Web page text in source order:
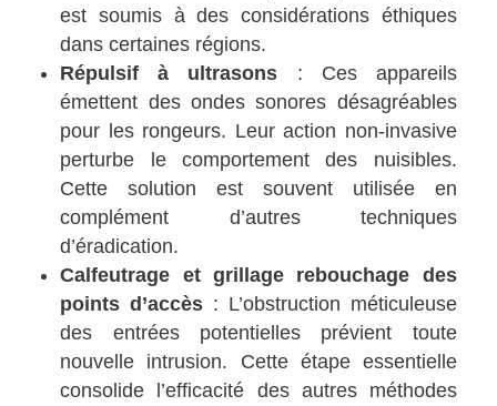
est soumis à des considérations éthiques
dans certaines régions.
Répulsif à ultrasons : Ces appareils
émettent des ondes sonores désagréables
pour les rongeurs. Leur action non-invasive
perturbe le comportement des nuisibles.
Cette solution est souvent utilisée en
complément d’autres techniques
d’éradication.
Calfeutrage et grillage rebouchage des
points d’accès : L’obstruction méticuleuse
des entrées potentielles prévient toute
nouvelle intrusion. Cette étape essentielle
consolide l’efficacité des autres méthodes